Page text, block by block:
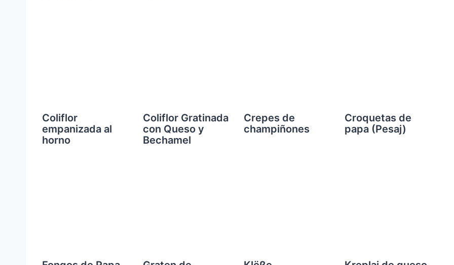
Coliflor
empanizada al
horno
Coliflor Gratinada
con Queso y
Bechamel
Crepes de
champiñones
Croquetas de
papa (Pesaj)